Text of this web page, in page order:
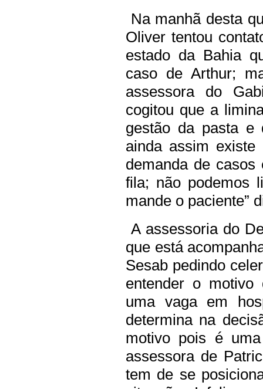
Na manhã desta
Oliver tentou
estado da Bahia
caso de Arthur;
assessora do
cogitou que a
gestão da pasta e
ainda assim
demanda de
fila; não podemos
mande o paciente”
A assessoria do
que está
Sesab pedindo
entender o
uma vaga em
determina na
motivo pois é
assessora de
tem de se